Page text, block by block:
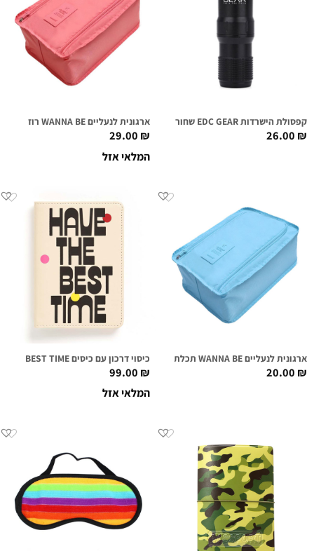
קפסולת הישרדות EDC GEAR שחור
26.00₪
ארגונית לנעליים WANNA BE רוז
29.00₪
המלאי אזל
ארגונית לנעליים WANNA BE תכלת
20.00₪
כיסוי דרכון עם כיסים BEST TIME
99.00₪
המלאי אזל